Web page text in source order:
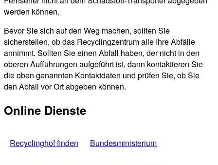
werden können.
Bevor Sie sich auf den Weg machen, sollten Sie
sicherstellen, ob das Recyclingzentrum alle Ihre Abfälle
annimmt. Sollten Sie einen Abfall haben, der nicht in den
oberen Aufführungen aufgeführt ist, dann kontaktieren Sie
die oben genannten Kontaktdaten und prüfen Sie, ob Sie
den Abfall vor Ort abgeben können.
Online Dienste
Recyclinghof finden Bundesministerium